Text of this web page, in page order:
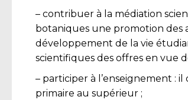
– contribuer à la médiation
botaniques une promotion des
développement de la vie
scientifiques des offres en vue
– participer à l’enseignement :
primaire au supérieur ;